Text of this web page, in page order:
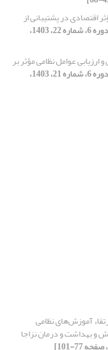
اقتصادی در پشتیبانی از
[دوره 6، شماره 22، 1403،
ارزیابی عوامل نظامی مؤثر بر
[دوره 6، شماره 21، 1403،
آموزش‌های نظامی
و بهداشت و درمان نزاجا